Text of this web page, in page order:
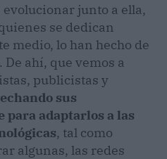
junto a ella,
se dedican
medio, lo han hecho de
ahí, que vemos a
publicistas y
sus
para adaptarlos a las
, tal como
algunas, las redes